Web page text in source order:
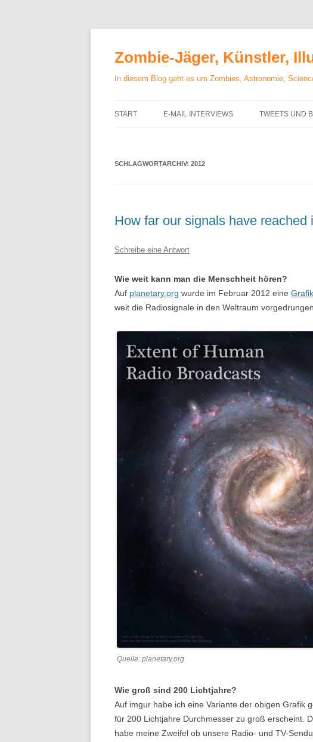
Zombie-Jäger, Künstler,
In diesem Blog geht es um Zombies, Astronomie,
START E-MAIL INTERVIEWS TWEETS UND
SCHLAGWORTARCHIV: 2012
How far our signals have reached
Schreibe eine Antwort
Wie weit kann man die Menschheit hören?
Auf planetary.org wurde im Februar 2012 eine
weit die Radiosignale in den Weltraum
Quelle: planetary.org
Wie groß sind 200 Lichtjahre?
Auf imgur habe ich eine Variante der obigen Grafik
für 200 Lichtjahre Durchmesser zu groß erscheint.
habe meine Zweifel ob unsere Radio- und TV-